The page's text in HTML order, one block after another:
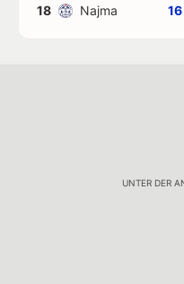
18
Najma 16
UNTER DER